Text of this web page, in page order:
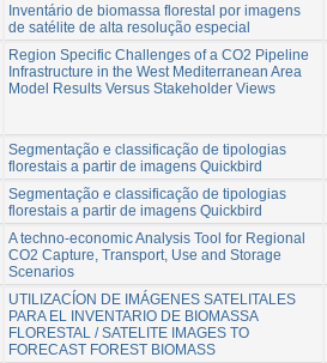
Inventário de biomassa florestal por imagens
de satélite de alta resolução especial
Region Specific Challenges of a CO2 Pipeline
Infrastructure in the West Mediterranean Area
Model Results Versus Stakeholder Views
Segmentação e classificação de tipologias
florestais a partir de imagens Quickbird
Segmentação e classificação de tipologias
florestais a partir de imagens Quickbird
A techno-economic Analysis Tool for Regional
CO2 Capture, Transport, Use and Storage
Scenarios
UTILIZACÍON DE IMÁGENES SATELITALES
PARA EL INVENTARIO DE BIOMASSA
FLORESTAL / SATELITE IMAGES TO
FORECAST FOREST BIOMASS